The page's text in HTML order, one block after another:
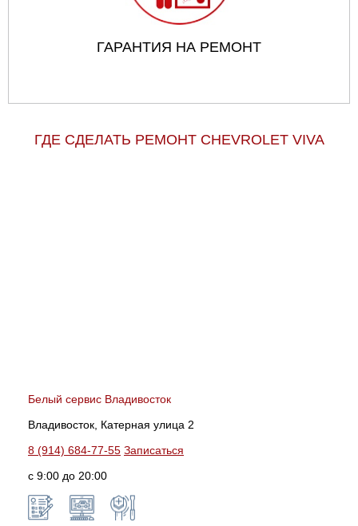
ГАРАНТИЯ НА РЕМОНТ
ГДЕ СДЕЛАТЬ РЕМОНТ CHEVROLET VIVA
Белый сервис Владивосток
Владивосток, Катерная улица 2
8 (914) 684-77-55 Записаться
с 9:00 до 20:00